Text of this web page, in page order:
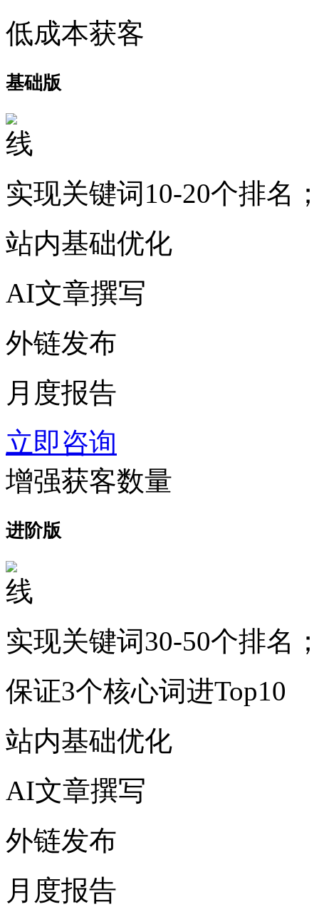
低成本获客
基础版
实现关键词10-20个排名
站内基础优化
AI文章撰写
外链发布
月度报告
立即咨询
增强获客数量
进阶版
实现关键词30-50个排名
保证3个核心词进Top10
站内基础优化
AI文章撰写
外链发布
月度报告